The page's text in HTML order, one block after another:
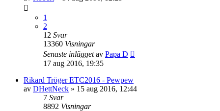
1
2
12 Svar
13360 Visningar
Senaste inläggetav Papa D
17 aug 2016, 19:35
Rikard Tröger ETC2016 - Pewpew
av DHettNeck » 15 aug 2016, 12:44
7 Svar
8892 Visningar